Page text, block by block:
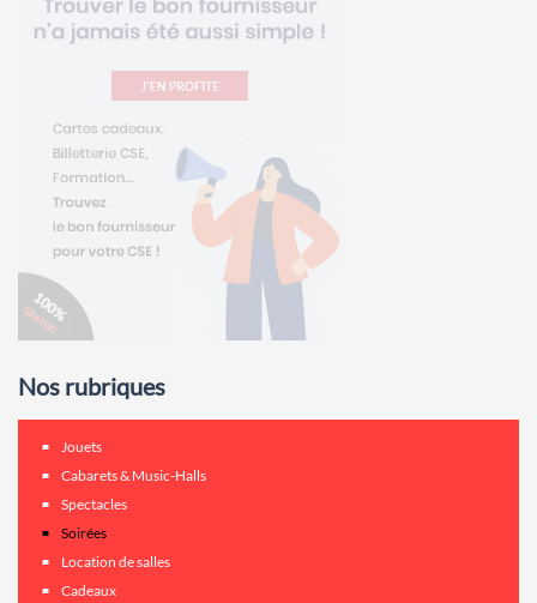
Nos rubriques
Jouets
Cabarets & Music-Halls
Spectacles
Soirées
Location de salles
Cadeaux